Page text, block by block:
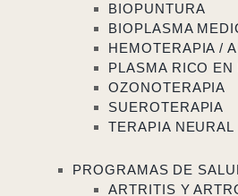
BIOPUNTURA
BIOPLASMA
HEMOTERAPIA /
PLASMA RICO
OZONOTERAPIA
SUEROTERAPIA
TERAPIA NEURAL
PROGRAMAS DE
ARTRITIS Y